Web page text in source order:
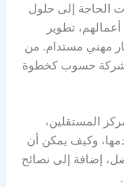
الحاجة إلى حلول
تطوير
مهني مستدام. من
شركة حسوب كخطوة
المستقلين،
وكيف يمكن أن
إضافة إلى نصائح